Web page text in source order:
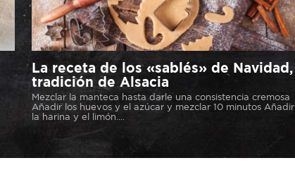
La receta de los «sablés» de Navidad,
tradición de Alsacia
Mezclar la manteca hasta darle una consistencia cremosa
Añadir los huevos y el azúcar y mezclar 10 minutos Añadir
la harina y el limón....